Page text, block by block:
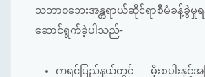
သဘာ၀ဘေးအန္တရာယ်ဆိုင်ရာစီမံခန့်ခွဲမှု
ဆောင်ရွက်ခဲ့ပါသည်-
ကရင်ပြည်နယ်တွင် မိုးစပါးနှင့်အခြ